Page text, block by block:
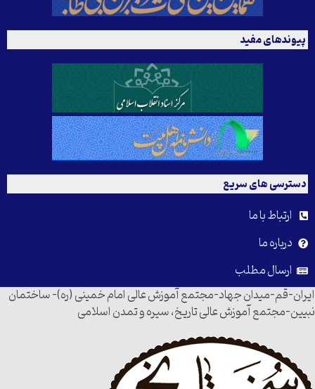
پیوندهای مفید
دسترسی های سریع
ارتباط با ما
درباره ما
ارسال مطلب
ایران-قم-میدان جهاد-مجتمع آموزش عالی امام خمینی (ره)- ساختمان
نبیین-مجتمع آموزش عالی تاریخ، سیره و تمدن اسلامی